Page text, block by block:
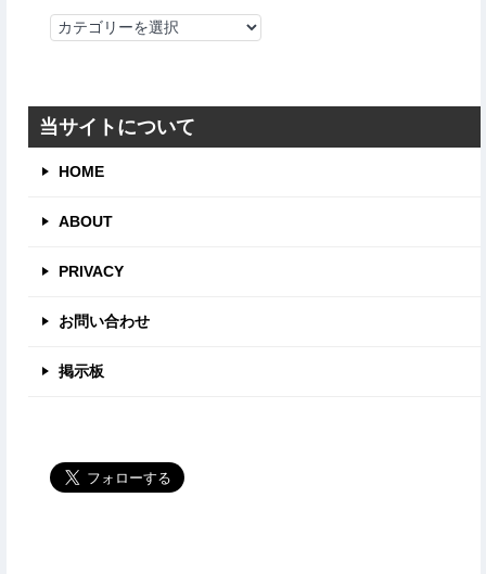
カ
リ
当サイトについて
HOME
ABOUT
PRIVACY
お問い合わせ
掲示板